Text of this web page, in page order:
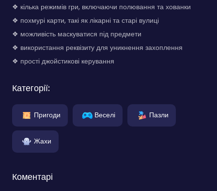
❖ кілька режимів гри, включаючи полювання та хованки
❖ похмурі карти, такі як лікарні та старі вулиці
❖ можливість маскуватися під предмети
❖ використання реквізиту для уникнення захоплення
❖ прості джойстикові керування
Категорії:
Пригоди Веселі Пазли
Жахи
Коментарі